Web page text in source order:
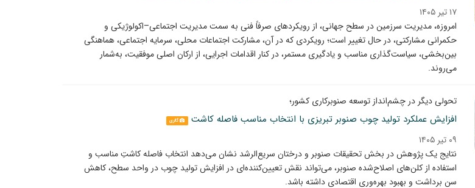
۱۷ تیر ۱۴۰۵
امروزه، مدیریت سرزمین در سطح جهانی، از رویکردهای صرفاً فنی به سمت مدیریت اجتماعی–اکولوژیکی و
حکمرانی مشارکتی، در حال تغییر است؛ رویکردی که در آن، مشارکت اجتماعات محلی، سرمایه اجتماعی، هماهنگی
بین‌بخشی، سیاست‌گذاری مناسب و یادگیری مستمر، در کنار اقدامات اجرایی، از ارکان اصلی موفقیت، به‌شمار
می‌روند.
تحولی دیگر در چشم‌انداز توسعه صنوبرکاری کشور؛
افزایش عملکرد تولید چوب صنوبر تبریزی با انتخاب مناسب فاصله کاشت گالری
۰۹ تیر ۱۴۰۵
نتایج یک پژوهش در بخش تحقیقات صنوبر و درختان سریع‌الرشد نشان می‌دهد انتخاب فاصله کاشتِ مناسب و
استفاده از کلن‌های اصلاح‌شده صنوبر، می‌تواند نقش تعیین‌کننده‌ای در افزایش تولید چوب در واحد سطح، کاهش
سن برداشت و بهبود بهره‌وری اقتصادی داشته باشد.